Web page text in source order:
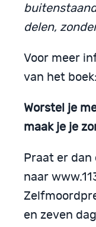
delen,
Voor meer
van het boek:
Worstel je
maak je je
Praat er
naar
en zeven